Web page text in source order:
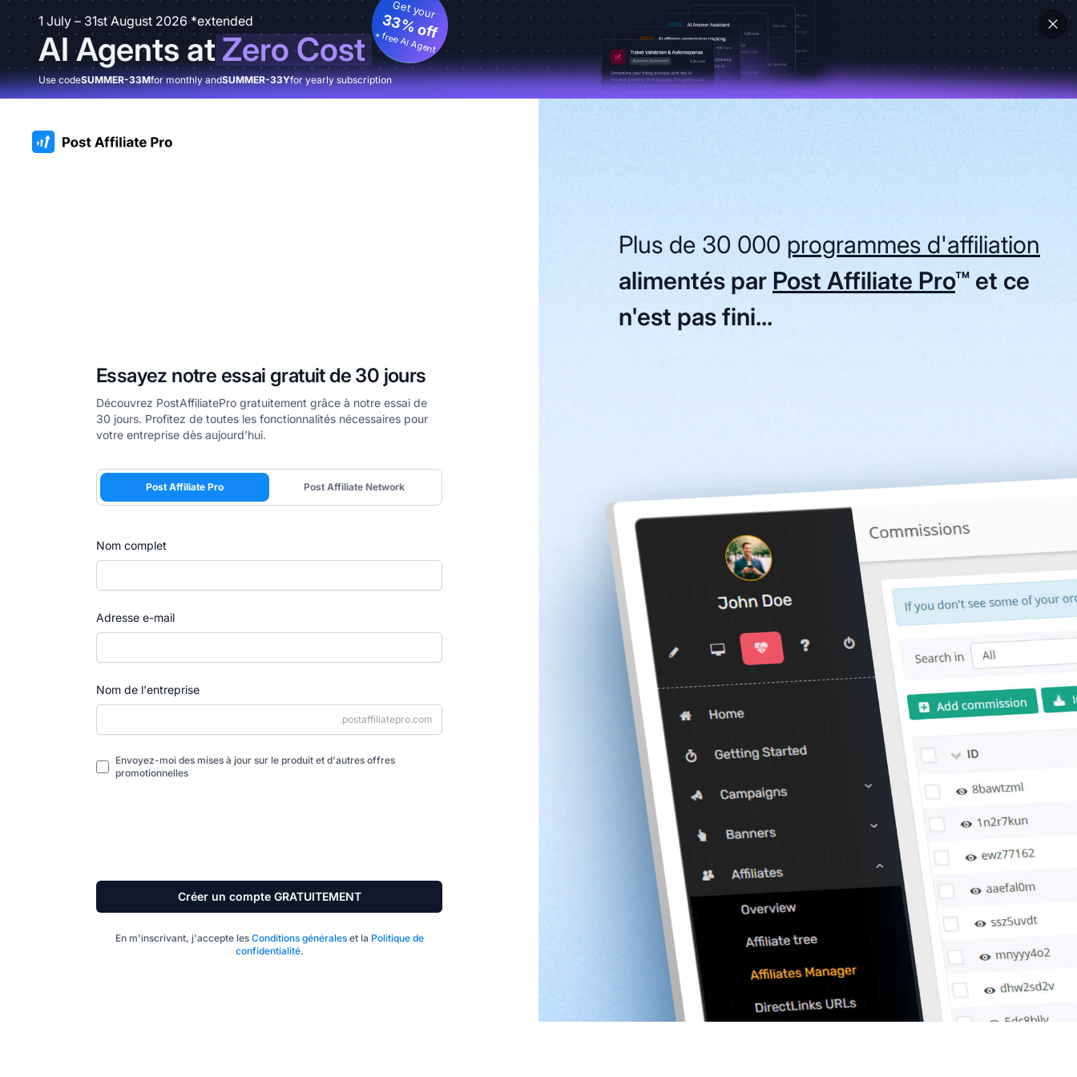
1 July – 31st August 2026 *extended
AI Agents atZero Cost
Get your
33% off
+ free AI Agent
Use codeSUMMER-33Mfor monthly andSUMMER-33Yfor yearly subscription
Essayez notre essai gratuit de 30 jours
Découvrez PostAffiliatePro gratuitement grâce à notre essai de
30 jours. Profitez de toutes les fonctionnalités nécessaires pour
votre entreprise dès aujourd’hui.
Post Affiliate Pro Post Affiliate Network
Nom complet
Adresse e-mail
Nom de l'entreprise
.postaffiliatepro.com
Envoyez-moi des mises à jour sur le produit et d'autres offres
promotionnelles
Créer un compte GRATUITEMENT
En m'inscrivant, j'accepte les Conditions généraleset la Politique de
confidentialité.
Plus de 30 000 programmes d'affiliation
alimentés par Post Affiliate Pro™ et ce
n'est pas fini...